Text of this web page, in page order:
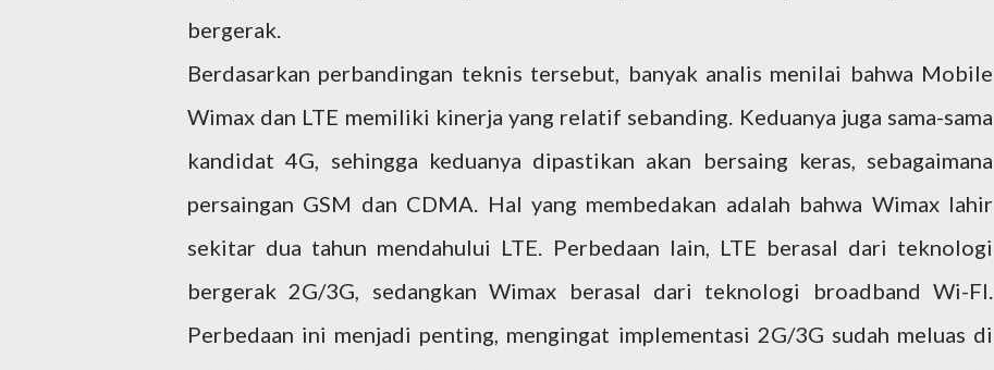
bergerak.
Berdasarkan perbandingan teknis tersebut, banyak analis menilai bahwa Mobile
Wimax dan LTE memiliki kinerja yang relatif sebanding. Keduanya juga sama-sama
kandidat 4G, sehingga keduanya dipastikan akan bersaing keras, sebagaimana
persaingan GSM dan CDMA. Hal yang membedakan adalah bahwa Wimax lahir
sekitar dua tahun mendahului LTE. Perbedaan lain, LTE berasal dari teknologi
bergerak 2G/3G, sedangkan Wimax berasal dari teknologi broadband Wi-FI.
Perbedaan ini menjadi penting, mengingat implementasi 2G/3G sudah meluas di